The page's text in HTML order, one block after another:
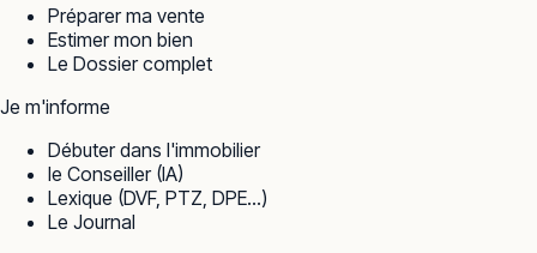
Préparer ma vente
Estimer mon bien
Le Dossier complet
Je m'informe
Débuter dans l'immobilier
le Conseiller (IA)
Lexique (DVF, PTZ, DPE…)
Le Journal